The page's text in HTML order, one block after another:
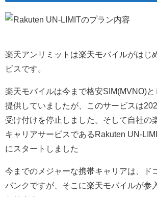
楽天アンリミットは楽天モバイルがはじ
ビスです。
楽天モバイルは今まで格安SIM(MVNO)
提供していましたが、このサービスは
受け付けを停止しました。そして自社の
キャリアサービスであるRakuten UN-
にスタートしました
今までのメジャーな携帯キャリアは、ド
バンクですが、そこに楽天モバイルが参